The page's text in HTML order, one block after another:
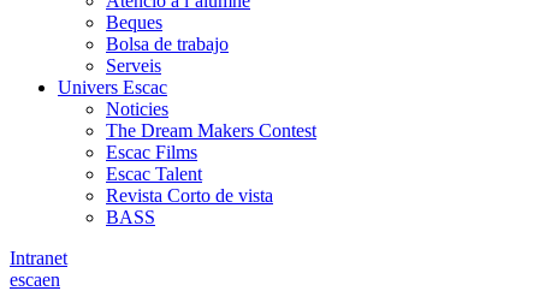
Beques
Bolsa de trabajo
Serveis
Univers Escac
Noticies
The Dream Makers Contest
Escac Films
Escac Talent
Revista Corto de vista
BASS
Intranet
escaen